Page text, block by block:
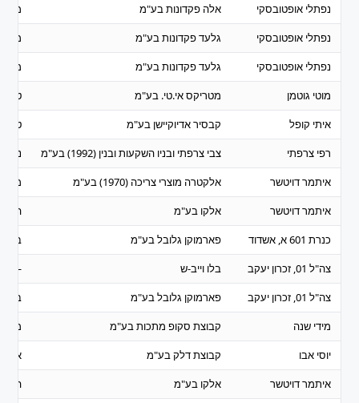
נפתלי אופטובסקי
אלה פקדונות בע"מ
נפתלי אופטובסקי
גלעד פקדונות בע"מ
נפתלי אופטובסקי
גלעד פקדונות בע"מ
מוטי גוטמן
מטריקס אי.טי. בע"מ
איתי קופל
קבסיר אדיוקיישן בע"מ
רפי צרפתי
צבי צרפתי ובניו השקעות ובנין (1992) בע"מ
איתמר דויטשר
אלקטרה מוצרי צריכה (1970) בע"מ
איתמר דויטשר
אלקו בע"מ
כנרת 601 א, אשדוד
פארמוקן גלובל בע"מ
צה"ל 01, זכרון יעקב
בלו וייב-ש
—
צה"ל 01, זכרון יעקב
פארמוקן גלובל בע"מ
מידי שנה
קבוצת סקופ מתכות בע"מ
יוסי אבו
קבוצת דלק בע"מ
איתמר דויטשר
אלקו בע"מ